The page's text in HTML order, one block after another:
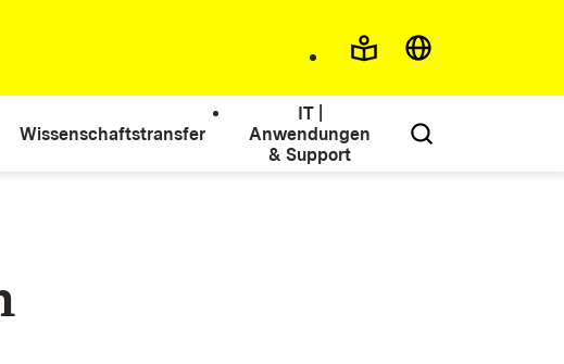
Wissenschaftstransfer
IT |
Anwendungen
& Support